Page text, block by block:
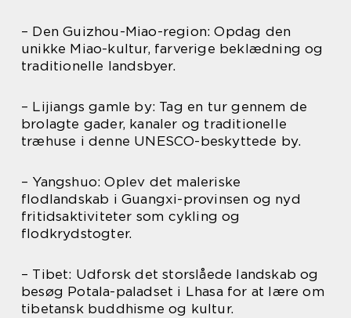
– Den Guizhou-Miao-region: Opdag den
unikke Miao-kultur, farverige beklædning og
traditionelle landsbyer.
– Lijiangs gamle by: Tag en tur gennem de
brolagte gader, kanaler og traditionelle
træhuse i denne UNESCO-beskyttede by.
– Yangshuo: Oplev det maleriske
flodlandskab i Guangxi-provinsen og nyd
fritidsaktiviteter som cykling og
flodkrydstogter.
– Tibet: Udforsk det storslåede landskab og
besøg Potala-paladset i Lhasa for at lære om
tibetansk buddhisme og kultur.